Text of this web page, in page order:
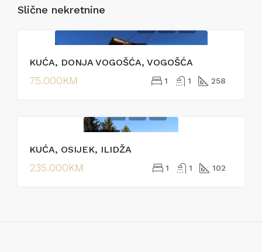
Slične nekretnine
KUĆA, DONJA VOGOŠĆA, VOGOŠĆA
75.000KM 1 1 258
EKSKLUZIVNO
KUĆA, OSIJEK, ILIDŽA
235.000KM 1 1 102